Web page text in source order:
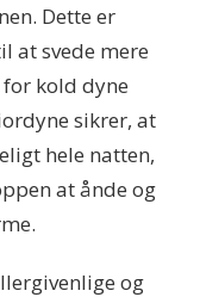
Dette er
at svede mere
kold dyne
sikrer, at
hele natten,
at ånde og
og